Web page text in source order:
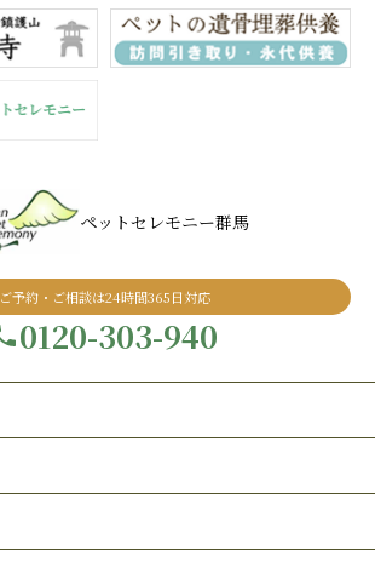
ペットセレモニー群馬
ご予約・ご相談は24時間365日対応
0120-303-940